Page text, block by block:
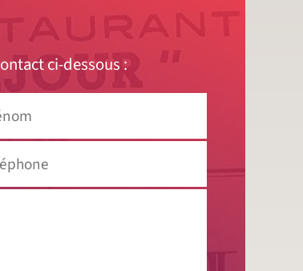
ci-dessous :